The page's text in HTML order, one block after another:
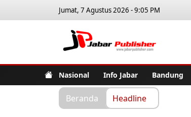
Jumat, 7 Agustus 2026 - 9:05 PM
Nasional Info Jabar Bandung
Beranda Headline